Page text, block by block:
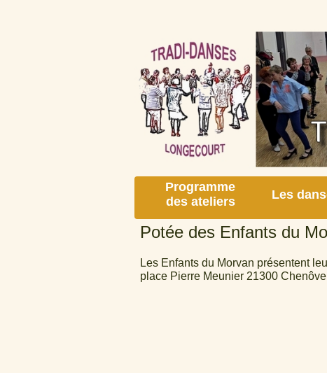
Programme
des ateliers
Les
Potée des Enfants du
Les Enfants du Morvan présentent
place Pierre Meunier 21300